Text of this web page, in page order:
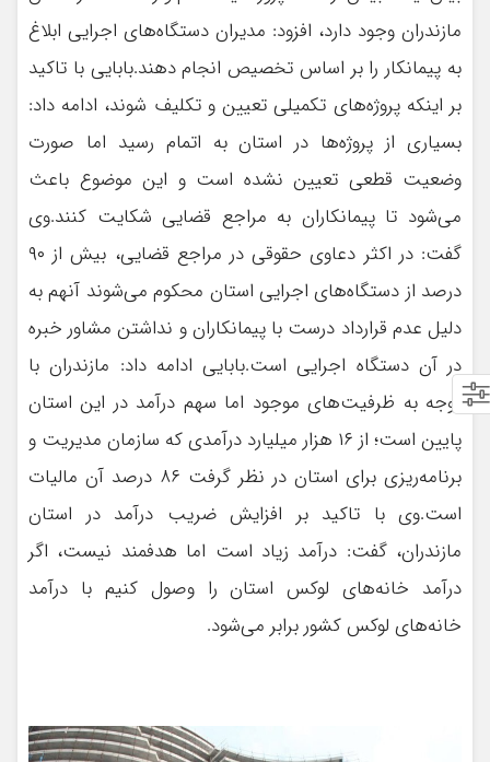
مازندران وجود دارد، افزود: مدیران دستگاه‌های اجرایی ابلاغ
به پیمانکار را بر اساس تخصیص انجام دهند.بابایی با تاکید
بر اینکه پروژه‌های تکمیلی تعیین و تکلیف شوند، ادامه داد:
بسیاری از پروژه‌ها در استان به اتمام رسید اما صورت
وضعیت قطعی تعیین نشده است و این موضوع باعث
می‌شود تا پیمانکاران به مراجع قضایی شکایت کنند.وی
گفت: در اکثر دعاوی حقوقی در مراجع قضایی، بیش از ۹۰
درصد از دستگاه‌های اجرایی استان محکوم می‌شوند آنهم به
دلیل عدم قرارداد درست با پیمانکاران و نداشتن مشاور خبره
در آن دستگاه اجرایی است.بابایی ادامه داد: مازندران با
توجه به ظرفیت‌های موجود اما سهم درآمد در این استان
پایین است؛ از ۱۶ هزار میلیارد درآمدی که سازمان مدیریت و
برنامه‌ریزی برای استان در نظر گرفت ۸۶ درصد آن مالیات
است.وی با تاکید بر افزایش ضریب درآمد در استان
مازندران، گفت: درآمد زیاد است اما هدفمند نیست، اگر
درآمد خانه‌های لوکس استان را وصول کنیم با درآمد
خانه‌های لوکس کشور برابر می‌شود.